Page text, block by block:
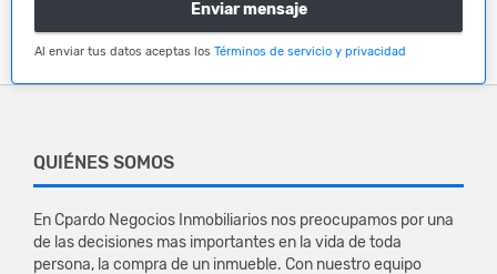
Enviar mensaje
Al enviar tus datos aceptas los Términos de servicio y privacidad
QUIÉNES SOMOS
En Cpardo Negocios Inmobiliarios nos preocupamos por una
de las decisiones mas importantes en la vida de toda
persona, la compra de un inmueble. Con nuestro equipo